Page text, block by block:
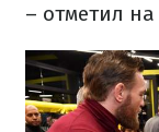
– отметил